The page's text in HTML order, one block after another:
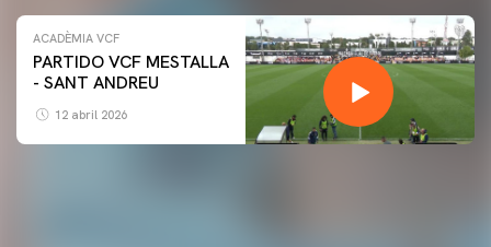
ACADÈMIA VCF
PARTIDO VCF MESTALLA
- SANT ANDREU
12 abril 2026